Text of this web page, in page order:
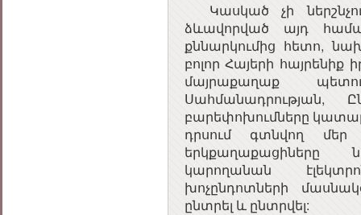
Կասկած չի
ձևավորված այդ
քննարկումից հետո,
բոլոր Հայերի
մայրաքաղաք
Սահմանադրության,
բարեփոխումները
դրսում գտնվող մեր
երկքաղաքացիները
կարողանան
խոչընդոտների
ընտրել և ընտրվել: